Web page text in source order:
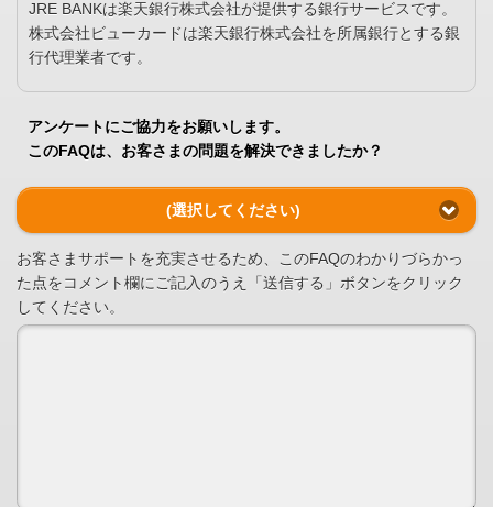
JRE BANKは楽天銀行株式会社が提供する銀行サービスです。
株式会社ビューカードは楽天銀行株式会社を所属銀行とする銀
行代理業者です。
アンケートにご協力をお願いします。
このFAQは、お客さまの問題を解決できましたか？
(選択してください)
お客さまサポートを充実させるため、このFAQのわかりづらかっ
た点をコメント欄にご記入のうえ「送信する」ボタンをクリック
してください。